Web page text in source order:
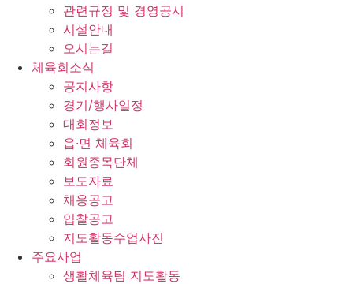
관련규정 및 경영공시
시설안내
오시는길
체육회소식
공지사항
경기/행사일정
대회정보
읍·면 체육회
회원종목단체
보도자료
채용공고
입찰공고
지도활동수업사진
주요사업
생활체육팀 지도활동